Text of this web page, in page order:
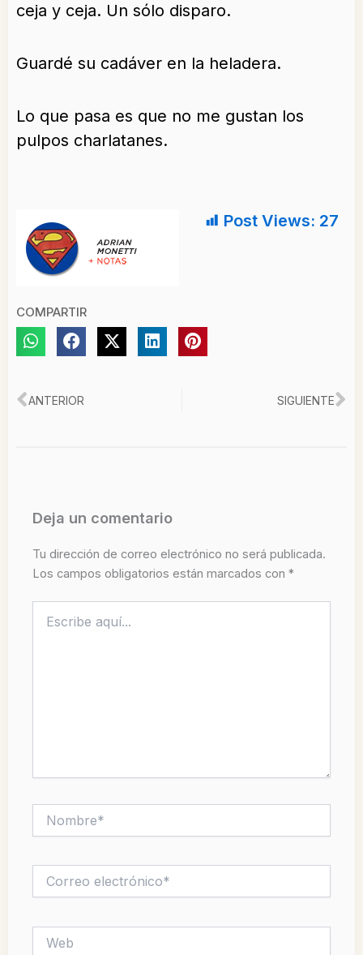
ceja y ceja. Un sólo disparo.
Guardé su cadáver en la heladera.
Lo que pasa es que no me gustan los
pulpos charlatanes.
Post Views: 27
COMPARTIR
Ant
ANTERIOR SIGUIENTE
Deja un comentario
Tu dirección de correo electrónico no será publicada.
Los campos obligatorios están marcados con *
aquí...
electrónico*